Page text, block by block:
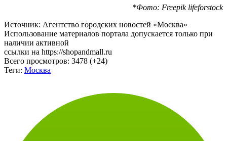
*Фото: Freepik lifeforstock
Источник: Агентство городских новостей «Москва»
Использование материалов портала допускается только при
наличии активной
ссылки на https://shopandmall.ru
Всего просмотров: 3478 (+24)
Теги: Москва